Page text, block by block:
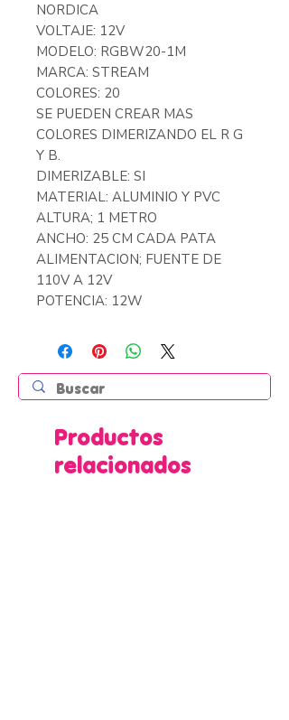
NORDICA
VOLTAJE: 12V
MODELO: RGBW20-1M
MARCA: STREAM
COLORES: 20
SE PUEDEN CREAR MAS
COLORES DIMERIZANDO EL R G
Y B.
DIMERIZABLE: SI
MATERIAL: ALUMINIO Y PVC
ALTURA; 1 METRO
ANCHO: 25 CM CADA PATA
ALIMENTACION; FUENTE DE
110V A 12V
POTENCIA: 12W
Productos
relacionados